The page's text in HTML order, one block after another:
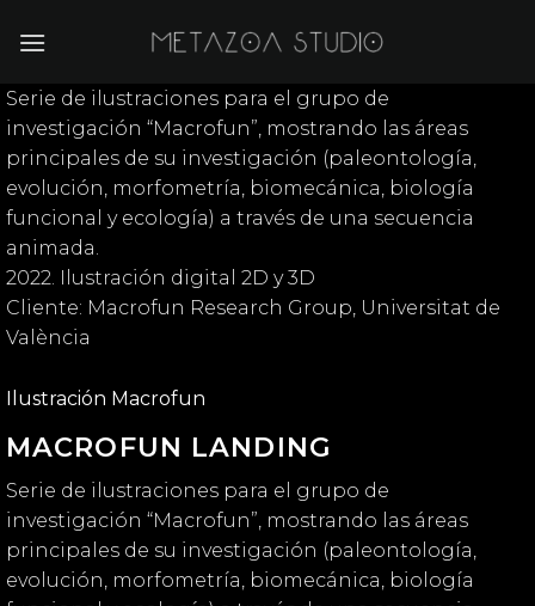
Ilustración Macrofun
MACROFUN LANDING
Serie de ilustraciones para el grupo de
investigación “Macrofun”, mostrando las áreas
principales de su investigación (paleontología,
evolución, morfometría, biomecánica, biología
Serie de ilustraciones para el grupo de
investigación “Macrofun”, mostrando las áreas
principales de su investigación (paleontología,
evolución, morfometría, biomecánica, biología
funcional y ecología) a través de una secuencia
animada.
2022. Ilustración digital 2D y 3D
Cliente: Macrofun Research Group, Universitat de
València